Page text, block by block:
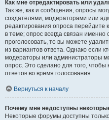
Как мне отредактировать или
Так же, как и сообщения, опросы
создателями, модераторами или
редактирования опроса перейдите
в теме; опрос всегда связан именно
проголосовать, то вы можете
из вариантов ответа. Однако если
модераторы или администраторы
опрос. Это сделано для того,
ответов во время голосования.
Вернуться к началу
Почему мне недоступны
Некоторые форумы доступны